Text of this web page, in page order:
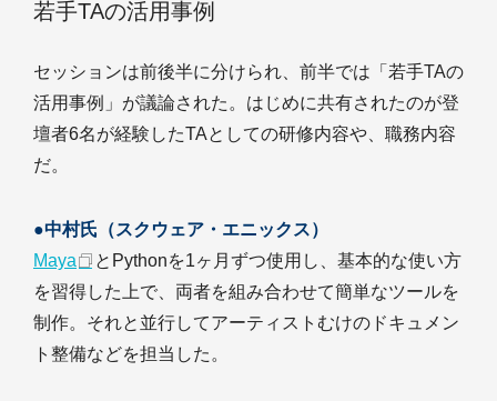
若手TAの活用事例
セッションは前後半に分けられ、前半では「若手TAの
活用事例」が議論された。はじめに共有されたのが登
壇者6名が経験したTAとしての研修内容や、職務内容
だ。
●中村氏（スクウェア・エニックス）
Maya
とPythonを1ヶ月ずつ使用し、基本的な使い方
を習得した上で、両者を組み合わせて簡単なツールを
制作。それと並行してアーティストむけのドキュメン
ト整備などを担当した。